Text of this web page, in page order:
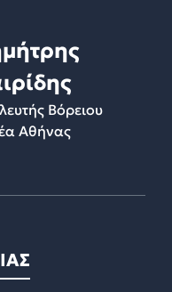
Βόρειου
Αθήνας